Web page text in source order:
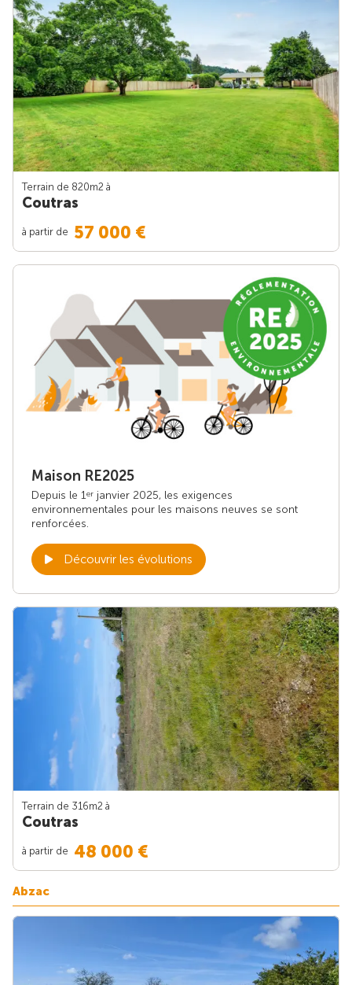
Terrain de 820m2 à
Coutras
à partir de 57 000 €
Maison RE2025
Depuis le 1er janvier 2025, les exigences
environnementales pour les maisons neuves se sont
renforcées.
Découvrir les évolutions
Terrain de 316m2 à
Coutras
à partir de 48 000 €
Abzac